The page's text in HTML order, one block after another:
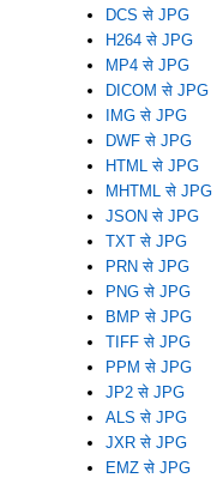
DCS से JPG
H264 से JPG
MP4 से JPG
DICOM से JPG
IMG से JPG
DWF से JPG
HTML से JPG
MHTML से JPG
JSON से JPG
TXT से JPG
PRN से JPG
PNG से JPG
BMP से JPG
TIFF से JPG
PPM से JPG
JP2 से JPG
ALS से JPG
JXR से JPG
EMZ से JPG